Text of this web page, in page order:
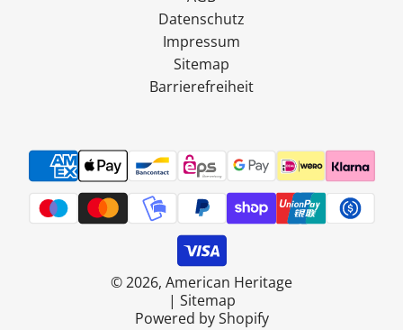
Datenschutz
Impressum
Sitemap
Barrierefreiheit
© 2026, American Heritage
| Sitemap
Powered by Shopify